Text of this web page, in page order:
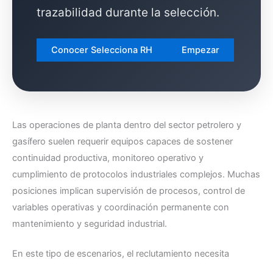
trazabilidad durante la selección.
Conocer Selecciona RH Empezar
Las operaciones de planta dentro del sector petrolero y
gasífero suelen requerir equipos capaces de sostener
continuidad productiva, monitoreo operativo y
cumplimiento de protocolos industriales complejos. Muchas
posiciones implican supervisión de procesos, control de
variables operativas y coordinación permanente con
mantenimiento y seguridad industrial.
En este tipo de escenarios, el reclutamiento necesita